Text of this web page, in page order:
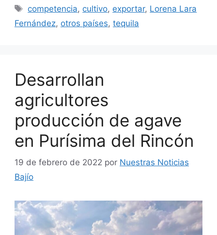
Etiquetas
competencia, cultivo, exportar, Lorena Lara
Fernández, otros países, tequila
Desarrollan
agricultores
producción de agave
en Purísima del Rincón
19 de febrero de 2022 por Nuestras Noticias
Bajío